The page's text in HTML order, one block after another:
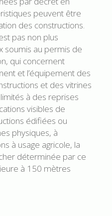
peuvent être
des constructions.
pas non plus
soumis au permis de
qui concernent
et l’équipement des
et des vitrines
à des reprises
visibles de
édifiées ou
physiques, à
à usage agricole, la
déterminée par ce
à 150 mètres